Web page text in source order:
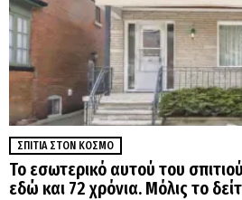
ΣΠΊΤΙΑ ΣΤΟΝ ΚΌΣΜΟ
Το εσωτερικό αυτού του
εδώ και 72 χρόνια. Μόλις το